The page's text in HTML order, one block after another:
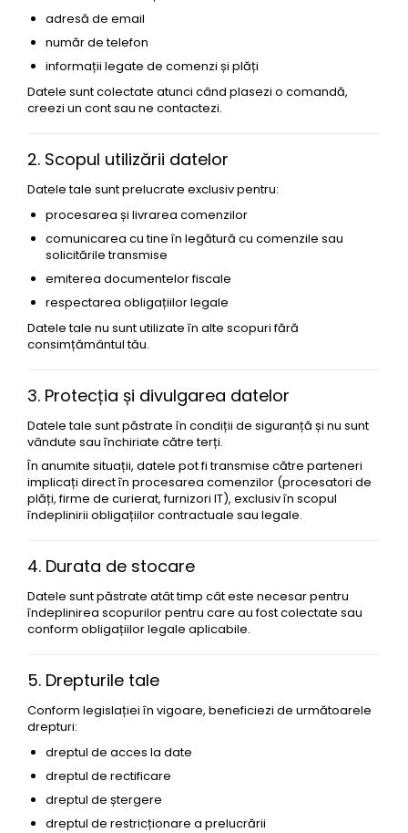
Seturi Perle cu Argint
Brățări cu Perle
Pandantive cu Perle
Brose cu Perle
adresă de email
număr de telefon
informații legate de comenzi și plăți
Datele sunt colectate atunci când plasezi o comandă,
creezi un cont sau ne contactezi.
2. Scopul utilizării datelor
Datele tale sunt prelucrate exclusiv pentru:
procesarea și livrarea comenzilor
comunicarea cu tine în legătură cu comenzile sau
solicitările transmise
emiterea documentelor fiscale
respectarea obligațiilor legale
Datele tale nu sunt utilizate în alte scopuri fără
consimțământul tău.
3. Protecția și divulgarea datelor
Datele tale sunt păstrate în condiții de siguranță și nu sunt
vândute sau închiriate către terți.
În anumite situații, datele pot fi transmise către parteneri
implicați direct în procesarea comenzilor (procesatori de
plăți, firme de curierat, furnizori IT), exclusiv în scopul
îndeplinirii obligațiilor contractuale sau legale.
4. Durata de stocare
Datele sunt păstrate atât timp cât este necesar pentru
îndeplinirea scopurilor pentru care au fost colectate sau
conform obligațiilor legale aplicabile.
5. Drepturile tale
Conform legislației în vigoare, beneficiezi de următoarele
drepturi:
dreptul de acces la date
dreptul de rectificare
dreptul de ștergere
dreptul de restricționare a prelucrării